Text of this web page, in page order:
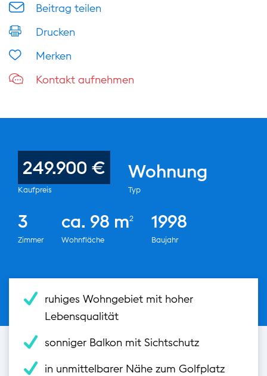
Beitrag teilen
Drucken
Merken
Kontakt aufnehmen
249.900 €
Kaufpreis
Wohnung
Typ
3
Zimmer
ca. 98 m2
Wohnfläche
1998
Baujahr
ruhiges Wohngebiet mit hoher
Lebensqualität
sonniger Balkon mit Sichtschutz
in unmittelbarer Nähe zum Golfplatz